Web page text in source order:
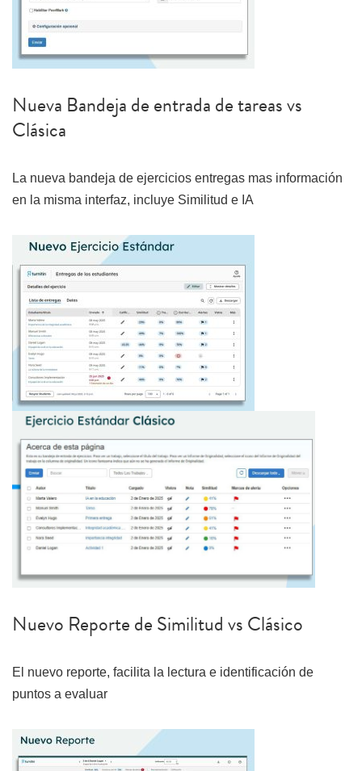
Nueva Bandeja de entrada de tareas vs
Clásica
La nueva bandeja de ejercicios entregas mas información
en la misma interfaz, incluye Similitud e IA
Nuevo Reporte de Similitud vs Clásico
El nuevo reporte, facilita la lectura e identificación de
puntos a evaluar